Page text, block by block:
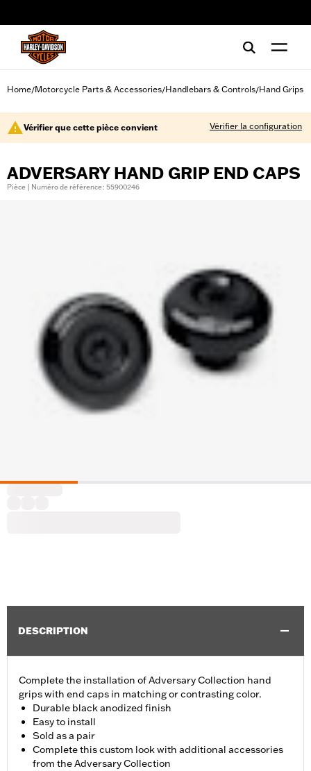
Home/Motorcycle Parts & Accessories/Handlebars & Controls/Hand Grips
Vérifier que cette pièce convient Vérifier la configuration
ADVERSARY HAND GRIP END CAPS
Pièce | Numéro de référence : 55900246
DESCRIPTION
Complete the installation of Adversary Collection hand
grips with end caps in matching or contrasting color.
Durable black anodized finish
Easy to install
Sold as a pair
Complete this custom look with additional accessories
from the Adversary Collection